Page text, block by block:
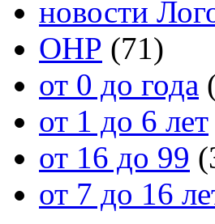
новости
ОНР (71)
от 0 до года
от 1 до 6 лет
от 16 до 99
от 7 до 16